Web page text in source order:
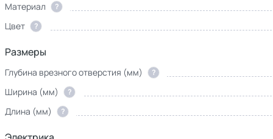
Материал
?
Цвет ?
Размеры
Глубина врезного отверстия (мм) ?
Ширина (мм) ?
Длина (мм) ?